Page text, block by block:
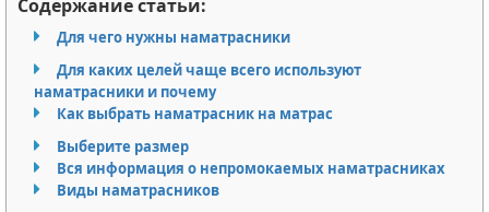
Разное
Право
Отказ от ответственности
Содержание статьи:
Для чего нужны наматрасники
Для каких целей чаще всего используют
наматрасники и почему
Как выбрать наматрасник на матрас
Выберите размер
Вся информация о непромокаемых наматрасниках
Виды наматрасников